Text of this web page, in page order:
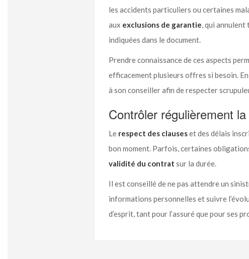
les accidents particuliers ou certaines
aux exclusions de garantie, qui annulent
indiquées dans le document.
Prendre connaissance de ces aspects
efficacement plusieurs offres si besoin.
à son conseiller afin de respecter
Contrôler régulièrement
Le respect des clauseset des délais
bon moment. Parfois, certaines
validité du contrat sur la durée.
Il est conseillé de ne pas attendre un
informations personnelles et suivre
d’esprit, tant pour l’assuré que pour ses